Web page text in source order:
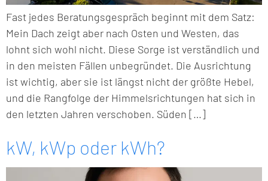
Fast jedes Beratungsgespräch beginnt mit dem Satz:
Mein Dach zeigt aber nach Osten und Westen, das
lohnt sich wohl nicht. Diese Sorge ist verständlich und
in den meisten Fällen unbegründet. Die Ausrichtung
ist wichtig, aber sie ist längst nicht der größte Hebel,
und die Rangfolge der Himmelsrichtungen hat sich in
den letzten Jahren verschoben. Süden […]
kW, kWp oder kWh?